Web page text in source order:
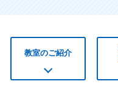
教室のご紹介